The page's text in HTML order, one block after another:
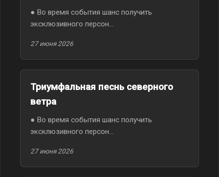
● Во время события шанс получить
эксклюзивного персон...
27 июня 2026
Триумфальная песнь северного
ветра
● Во время события шанс получить
эксклюзивного персон...
27 июня 2026